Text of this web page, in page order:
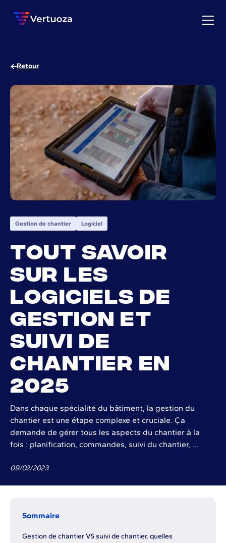
Retour
Gestion de chantier Logiciel
Tout savoir
sur les
logiciels de
gestion et
suivi de
chantier en
2025
Dans chaque spécialité du bâtiment, la gestion du
chantier est une étape complexe et cruciale. Ça
demande de gérer tous les aspects du chantier à la
fois : planification, commandes, suivi du chantier, …
09/02/2023
Sommaire
Gestion de chantier VS suivi de chantier, quelles